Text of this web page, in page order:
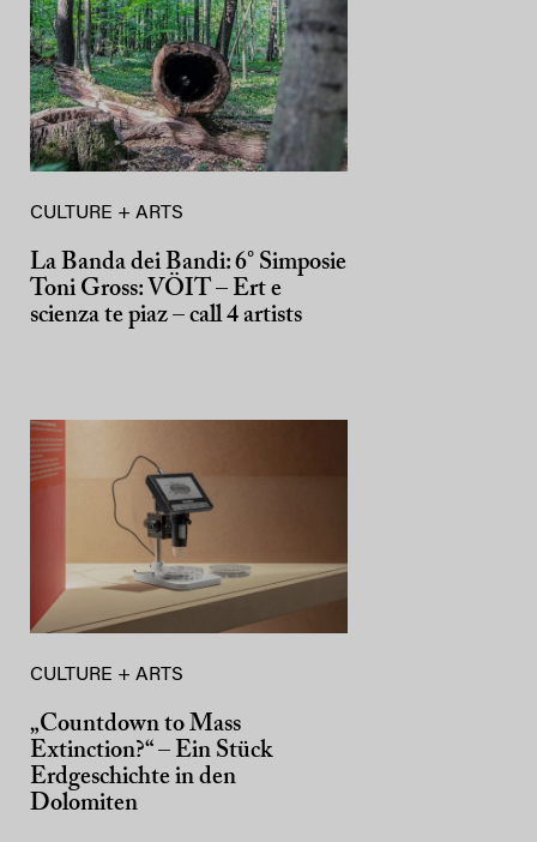
CULTURE + ARTS
La Banda dei Bandi: 6° Simposie
Toni Gross: VÖIT – Ert e
scienza te piaz – call 4 artists
CULTURE + ARTS
„Countdown to Mass
Extinction?“ – Ein Stück
Erdgeschichte in den
Dolomiten